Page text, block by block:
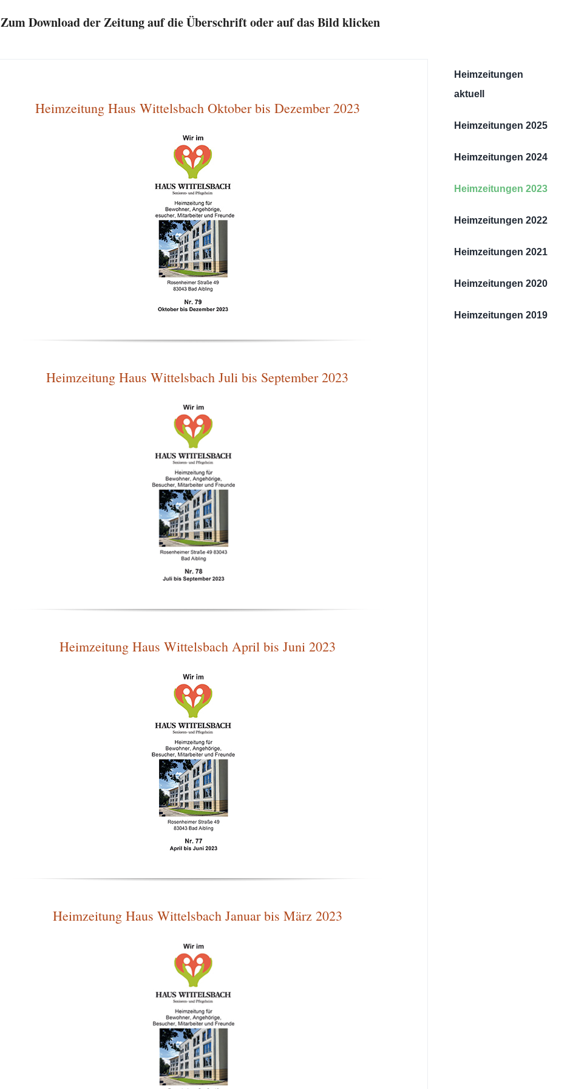
Zum Download der Zeitung auf die Überschrift oder auf das Bild klicken
Heimzeitung Haus Wittelsbach Oktober bis Dezember 2023
Heimzeitung Haus Wittelsbach Juli bis September 2023
Heimzeitung Haus Wittelsbach April bis Juni 2023
Heimzeitung Haus Wittelsbach Januar bis März 2023
Heimzeitungen
aktuell
Heimzeitungen 2025
Heimzeitungen 2024
Heimzeitungen 2023
Heimzeitungen 2022
Heimzeitungen 2021
Heimzeitungen 2020
Heimzeitungen 2019